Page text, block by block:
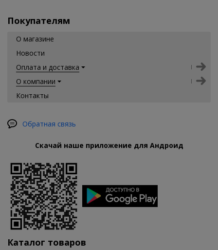
Покупателям
О магазине
Новости
Оплата и доставка
О компании
Контакты
Обратная связь
Скачай наше приложение для Андроид
Каталог товаров